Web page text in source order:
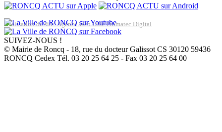
Réalisation du site: Agence Web Lille Promatec Digital
SUIVEZ-NOUS !
© Mairie de Roncq - 18, rue du docteur Galissot CS 30120 59436
RONCQ Cedex Tél. 03 20 25 64 25 - Fax 03 20 25 64 00